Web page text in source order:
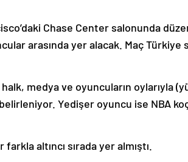
Chase Center salonunda
arasında yer alacak. Maç Türkiye
medya ve oyuncuların oylarıyla
Yedişer oyuncu ise NBA
altıncı sırada yer almıştı.